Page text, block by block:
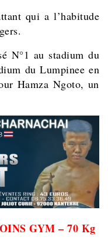
qui a l’habitude
N°1 au stadium du
du Lumpinee en
Hamza Ngoto, un
GYM – 70 Kg